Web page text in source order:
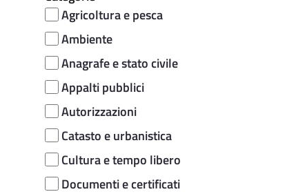
Agricoltura e pesca
Ambiente
Anagrafe e stato civile
Appalti pubblici
Autorizzazioni
Catasto e urbanistica
Cultura e tempo libero
Documenti e certificati